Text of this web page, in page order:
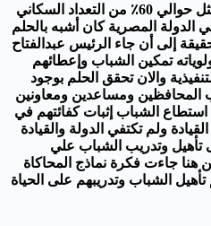
وأضاف محمد حماد أن الشباب يمثل حوالي 60٪؜ من التعداد السكاني
المصرية كان أشبه بالحلم
إلى أن جاء الرئيس عبدالفتاح
تمكين الشباب وإعطائهم
والان تحقق الحلم بوجود
المحافظين ومساعدين ومعاونين
استطاع الشباب إثبات كفائتهم في
ولم تكتفي الدولة والقيادة
تأهيل وتدريب الشباب علي
هنا جاءت فكرة نماذج المحاكاة
الشباب وتدريبهم على الحياة